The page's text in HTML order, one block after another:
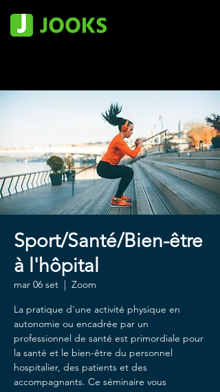
Sport/Santé/Bien-être
à l'hôpital
mar 06 set
  |
Zoom
La pratique d'une activité physique en
autonomie ou encadrée par un
professionnel de santé est primordiale pour
la santé et le bien-être du personnel
hospitalier, des patients et des
accompagnants. Ce séminaire vous